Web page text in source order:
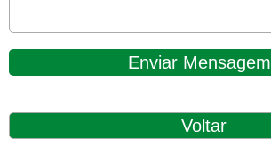
Enviar Mensagem